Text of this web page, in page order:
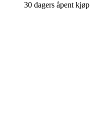
30 dagers åpent kjøp